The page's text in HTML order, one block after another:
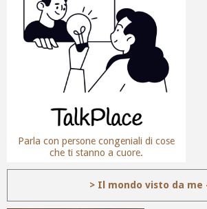
Parla con persone congeniali di cose
che ti stanno a cuore.
> Il mondo visto da me